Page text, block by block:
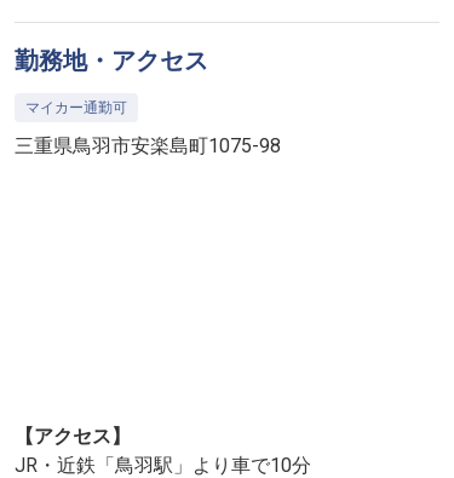
勤務地・アクセス
マイカー通勤可
三重県鳥羽市安楽島町1075-98
【アクセス】
JR・近鉄「鳥羽駅」より車で10分